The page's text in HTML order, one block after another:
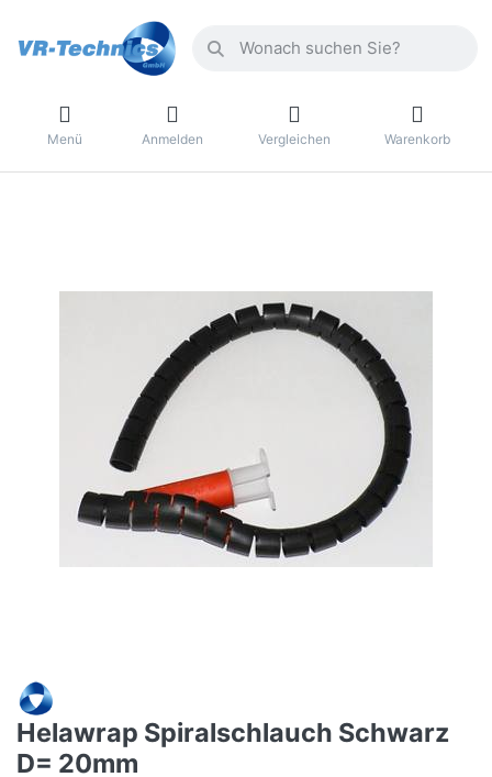
Menü Anmelden Vergleichen Warenkorb
Helawrap Spiralschlauch Schwarz
D= 20mm